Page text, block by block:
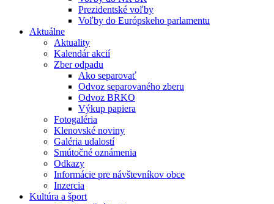
Prezidentské voľby
Voľby do Európskeho parlamentu
Aktuálne
Aktuality
Kalendár akcií
Zber odpadu
Ako separovať
Odvoz separovaného zberu
Odvoz BRKO
Výkup papiera
Fotogaléria
Klenovské noviny
Galéria udalostí
Smútočné oznámenia
Odkazy
Informácie pre návštevníkov obce
Inzercia
Kultúra a šport